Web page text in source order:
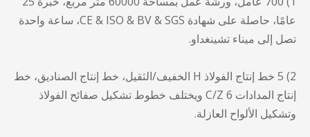
عامًا، حاصلة على شهادة CE & ISO & BV & SGS، ساعة واحدة
تصل إلى ميناء تشينغداو.
2) 5 خط إنتاج الفولاذ H الخفيف/الثقيل، خط إنتاج الصناديق، خط
إنتاج المدادات 6 C/Z ويختلف خطوط تشكيل صفائح الفولاذ
وتشكيل الألواح العازلة.